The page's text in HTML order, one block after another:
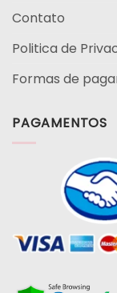
Contato
Politica de
Formas de
PAGAMENTOS